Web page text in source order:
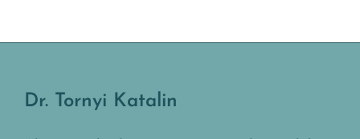
Dr. Tornyi Katalin